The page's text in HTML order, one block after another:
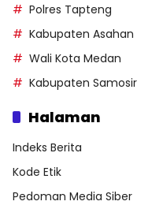
Polres Tapteng
Kabupaten Asahan
Wali Kota Medan
Kabupaten Samosir
Halaman
Indeks Berita
Kode Etik
Pedoman Media Siber